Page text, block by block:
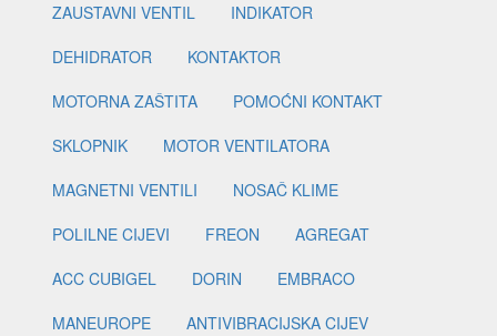
ZAUSTAVNI VENTIL
INDIKATOR
DEHIDRATOR
KONTAKTOR
MOTORNA ZAŠTITA
POMOĆNI KONTAKT
SKLOPNIK
MOTOR VENTILATORA
MAGNETNI VENTILI
NOSAČ KLIME
POLILNE CIJEVI
FREON
AGREGAT
ACC CUBIGEL
DORIN
EMBRACO
MANEUROPE
ANTIVIBRACIJSKA CIJEV